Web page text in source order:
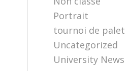
Portrait
tournoi de palet
Uncategorized
University News